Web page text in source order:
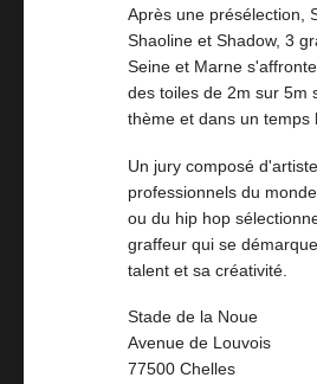
Après une présélection,
Shaoline et Shadow, 3
Seine et Marne
des toiles de 2m sur 5m
thème et dans un temps
Un jury composé
professionnels du
ou du hip hop
graffeur qui se
talent et sa créativité.
Stade de la Noue
Avenue de Louvois
77500 Chelles